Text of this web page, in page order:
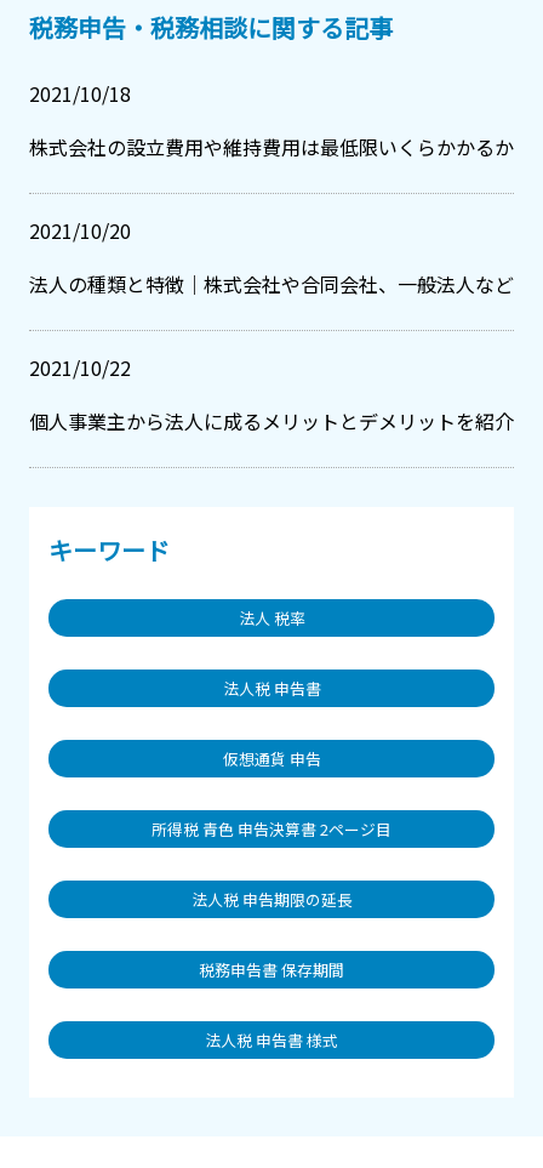
税務申告・税務相談に関する記事
2021/10/18
株式会社の設立費用や維持費用は最低限いくらかかるか
2021/10/20
法人の種類と特徴｜株式会社や合同会社、一般法人など
2021/10/22
個人事業主から法人に成るメリットとデメリットを紹介
キーワード
法人 税率
法人税 申告書
仮想通貨 申告
所得税 青色 申告決算書 2ページ目
法人税 申告期限の延長
税務申告書 保存期間
法人税 申告書 様式